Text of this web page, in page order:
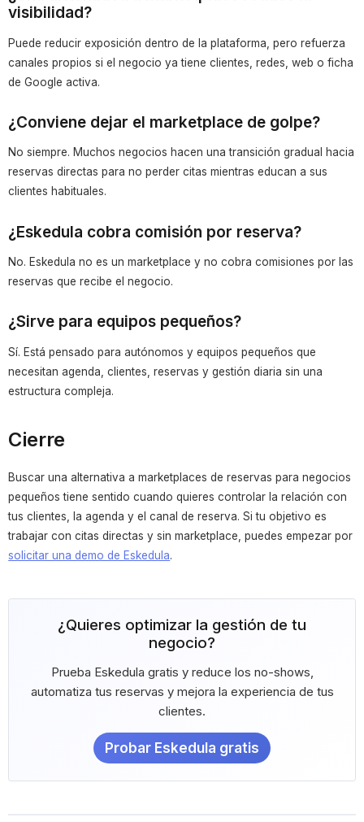
visibilidad?
Puede reducir exposición dentro de la plataforma, pero refuerza
canales propios si el negocio ya tiene clientes, redes, web o ficha
de Google activa.
¿Conviene dejar el marketplace de golpe?
No siempre. Muchos negocios hacen una transición gradual hacia
reservas directas para no perder citas mientras educan a sus
clientes habituales.
¿Eskedula cobra comisión por reserva?
No. Eskedula no es un marketplace y no cobra comisiones por las
reservas que recibe el negocio.
¿Sirve para equipos pequeños?
Sí. Está pensado para autónomos y equipos pequeños que
necesitan agenda, clientes, reservas y gestión diaria sin una
estructura compleja.
Cierre
Buscar una alternativa a marketplaces de reservas para negocios
pequeños tiene sentido cuando quieres controlar la relación con
tus clientes, la agenda y el canal de reserva. Si tu objetivo es
trabajar con citas directas y sin marketplace, puedes empezar por
solicitar una demo de Eskedula.
¿Quieres optimizar la gestión de tu
negocio?
Prueba Eskedula gratis y reduce los no-shows,
automatiza tus reservas y mejora la experiencia de tus
clientes.
Probar Eskedula gratis